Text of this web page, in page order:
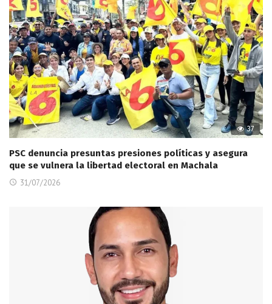
37
PSC denuncia presuntas presiones políticas y asegura
que se vulnera la libertad electoral en Machala
31/07/2026